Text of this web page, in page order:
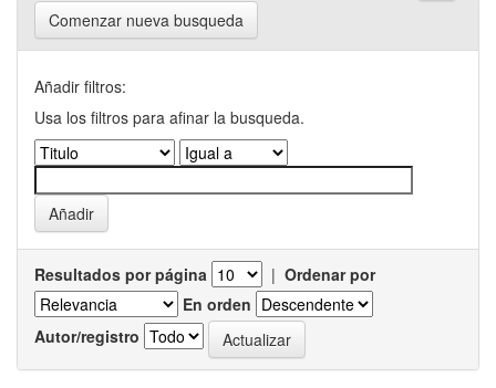
Comenzar nueva busqueda
Añadir filtros:
Usa los filtros para afinar la busqueda.
Resultados por página | Ordenar por
En orden
Autor/registro